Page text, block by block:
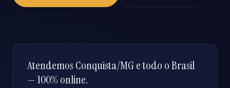
Atendemos Conquista/MG e todo o Brasil
— 100% online.